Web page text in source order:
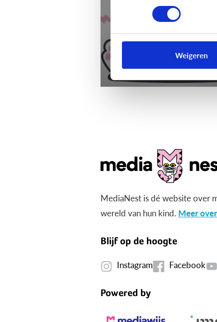
Weigeren
Download de klik & print
MediaNest is dé website over
wereld van hun kind. Meer
Blijf op de hoogte
Instagram Facebook
Powered by